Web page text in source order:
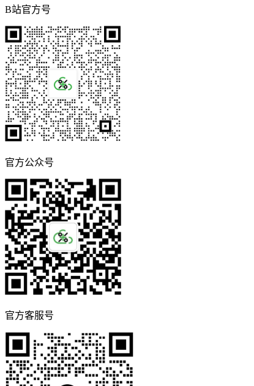
B站官方号
官方公众号
官方客服号